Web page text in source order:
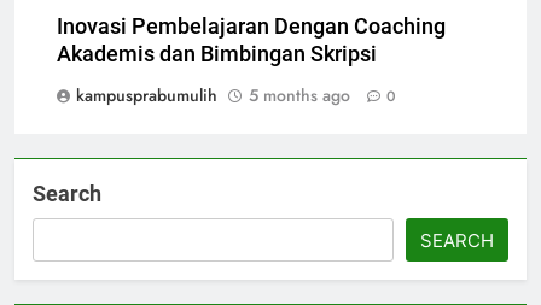
Inovasi Pembelajaran Dengan Coaching
Akademis dan Bimbingan Skripsi
kampusprabumulih
5 months ago 0
Search
SEARCH